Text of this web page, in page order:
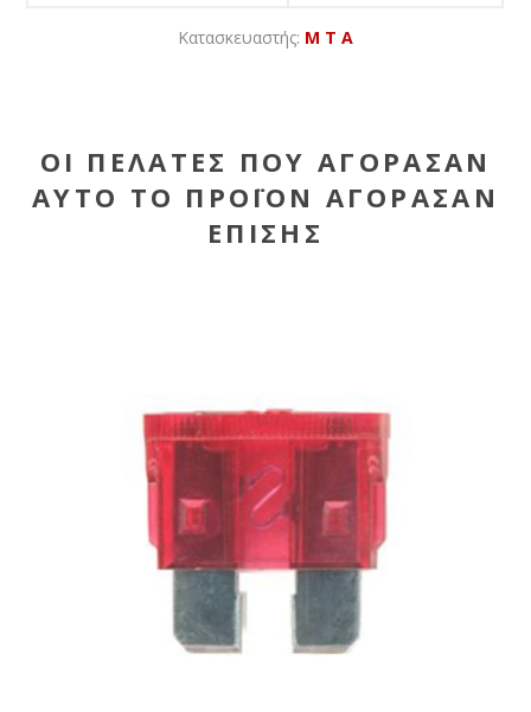
Κατασκευαστής: M T A
ΟΙ ΠΕΛΆΤΕΣ ΠΟΥ ΑΓΌΡΑΣΑΝ
ΑΥΤΌ ΤΟ ΠΡΟΪΌΝ ΑΓΌΡΑΣΑΝ
ΕΠΊΣΗΣ